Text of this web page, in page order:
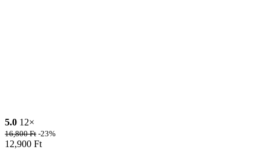
5.0 12×
16,800Ft -23%
12,900 Ft